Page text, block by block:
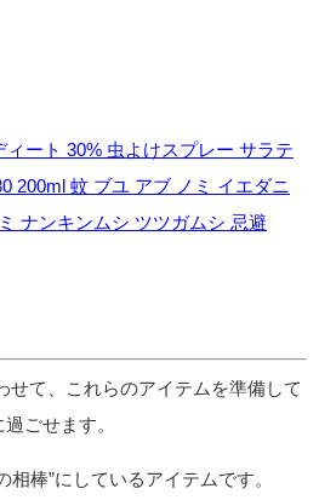
ィート 30% 虫よけスプレー サラテ
200ml 蚊 ブユ アブ ノミ イエダニ
ナンキンムシ ツツガムシ 忌避
せて、これらのアイテムを準備して
ごせます。
相棒”にしているアイテムです。